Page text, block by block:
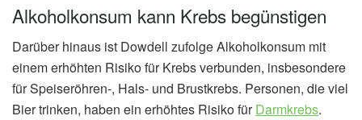
Alkoholkonsum kann Krebs begünstigen
Darüber hinaus ist Dowdell zufolge Alkoholkonsum mit
einem erhöhten Risiko für Krebs verbunden, insbesondere
für Speiseröhren-, Hals- und Brustkrebs. Personen, die viel
Bier trinken, haben ein erhöhtes Risiko fürDarmkrebs.